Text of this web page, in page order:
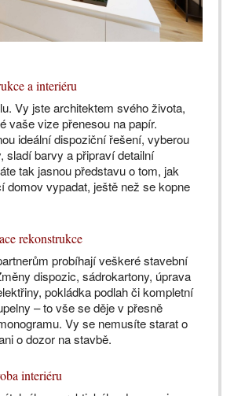
a interiéru
Vy jste architektem svého života,
vaše vize přenesou na papír.
ideální dispoziční řešení, vyberou
sladí barvy a připraví detailní
tak jasnou představu o tom, jak
domov vypadat, ještě než se kopne
rekonstrukce
probíhají veškeré stavební
dispozic, sádrokartony, úprava
pokládka podlah či kompletní
– to vše se děje v přesně
Vy se nemusíte starat o
o dozor na stavbě.
interiéru